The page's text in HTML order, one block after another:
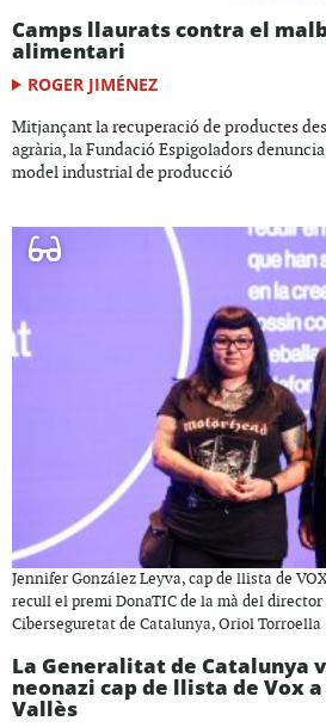
Camps llaurats contra el
alimentari
ROGER JIMÉNEZ
Mitjançant la recuperació de productes
agrària, la Fundació Espigoladors
model industrial de producció
Jennifer González Leyva, cap de llista de
recull el premi DonaTIC de la mà del director
Ciberseguretat de Catalunya, Oriol Torroella
La Generalitat de Catalunya
neonazi cap de llista de Vox
Vallès